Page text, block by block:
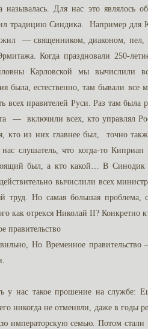
Для нас это являлось
традицию Синдика. Например для
— священником, диаконом, пел,
Когда праздновали 250-
Карловской мы вычислили
была, естественно, там бывали все
всех правителей Руси. Раз там
— включили всех, кто управлял
кто из них главнее был, точно
слушатель, что когда-то
был, а кто какой… В
вычислили всех
труд. Но самая большая проблема,
как отрекся Николай II? Конкретно
правительство
Но Временное
у нас такое прошение на службе:
никогда не отменяли, даже в
императорскую семью. Потом